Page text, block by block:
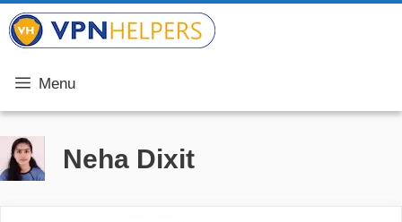
Vai
contenuto
Menu
Neha Dixit